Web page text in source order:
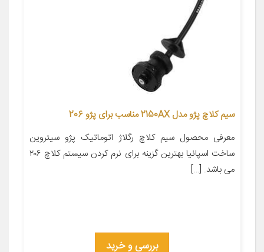
سیم کلاچ پژو مدل 2150AX مناسب برای پژو 206
معرفی محصول سیم کلاچ رگلاژ اتوماتیک پژو سیتروین
ساخت اسپانیا بهترین گزینه برای نرم کردن سیستم کلاچ ۲۰۶
می باشد. […]
بررسی و خرید